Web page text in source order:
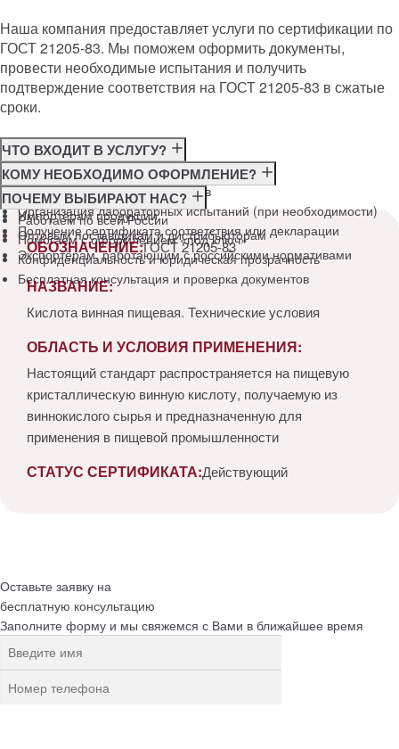
Наша компания предоставляет услуги по сертификации по
ГОСТ 21205-83. Мы поможем оформить документы,
провести необходимые испытания и получить
подтверждение соответствия на ГОСТ 21205-83 в сжатые
сроки.
ЧТО ВХОДИТ В УСЛУГУ?
Консультация по требованиям ГОСТ
Подготовка и подача документов
Организация лабораторных испытаний (при необходимости)
Получение сертификата соответствия или декларации
КОМУ НЕОБХОДИМО ОФОРМЛЕНИЕ?
Производителям
Импортёрам продукции
Оптовым поставщикам и дистрибьюторам
Экспортёрам, работающим с российскими нормативами
ПОЧЕМУ ВЫБИРАЮТ НАС?
Работаем по всей России
Помогаем с оформлением «под ключ»
Конфиденциальность и юридическая прозрачность
Бесплатная консультация и проверка документов
ОБОЗНАЧЕНИЕ:ГОСТ 21205-83
НАЗВАНИЕ:
Кислота винная пищевая. Технические условия
ОБЛАСТЬ И УСЛОВИЯ ПРИМЕНЕНИЯ:
Настоящий стандарт распространяется на пищевую
кристаллическую винную кислоту, получаемую из
виннокислого сырья и предназначенную для
применения в пищевой промышленности
СТАТУС СЕРТИФИКАТА:Действующий
Оставьте заявку на
бесплатную консультацию
Заполните форму и мы свяжемся с Вами в ближайшее время